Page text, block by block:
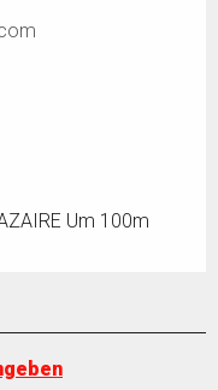
Um 100m